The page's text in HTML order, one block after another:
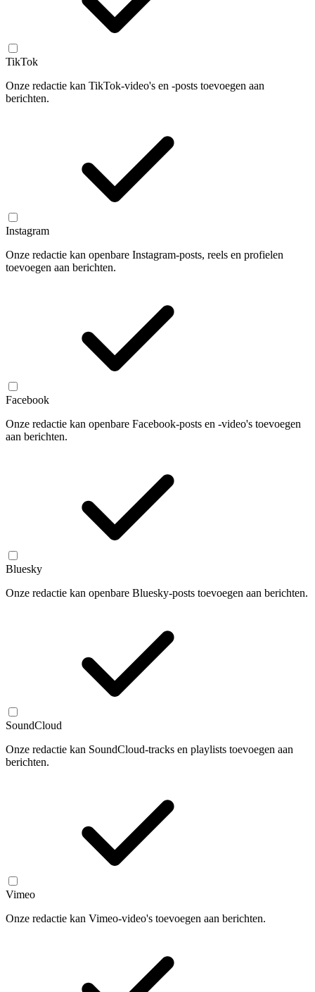
TikTok
Onze redactie kan TikTok-video's en -posts toevoegen aan
berichten.
Instagram
Onze redactie kan openbare Instagram-posts, reels en profielen
toevoegen aan berichten.
Facebook
Onze redactie kan openbare Facebook-posts en -video's toevoegen
aan berichten.
Bluesky
Onze redactie kan openbare Bluesky-posts toevoegen aan berichten.
SoundCloud
Onze redactie kan SoundCloud-tracks en playlists toevoegen aan
berichten.
Vimeo
Onze redactie kan Vimeo-video's toevoegen aan berichten.